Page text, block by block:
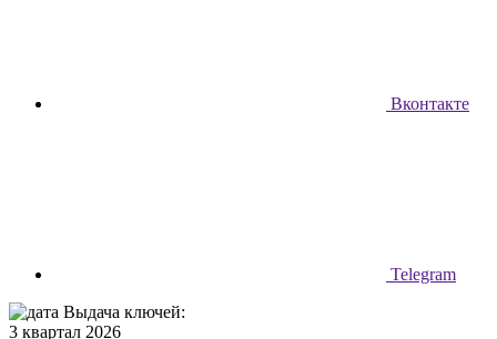
Вконтакте
Telegram
Выдача ключей:
3 квартал 2026